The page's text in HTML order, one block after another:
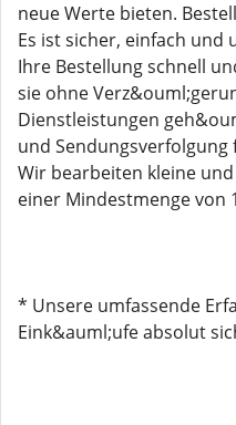
neue Werte bieten.
Es ist sicher, einfach
Ihre Bestellung schnell
sie ohne
Dienstleistungen
und
Wir bearbeiten kleine
einer Mindestmenge von
* Unsere umfassende
Eink&auml;ufe absolut